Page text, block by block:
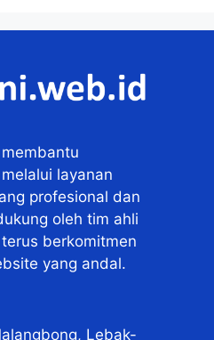
layanan
profesional dan
oleh tim ahli
berkomitmen
yang andal.
Lebak-